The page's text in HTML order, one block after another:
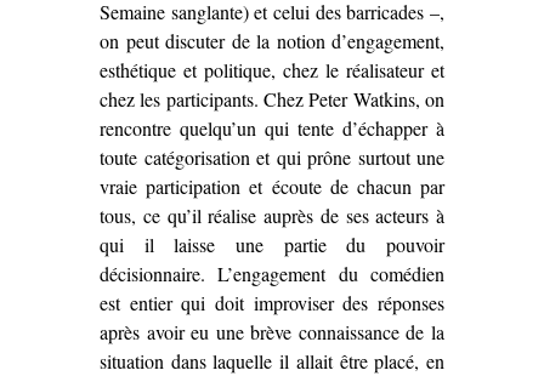
Semaine sanglante) et celui des barricades –,
on peut discuter de la notion d’engagement,
esthétique et politique, chez le réalisateur et
chez les participants. Chez Peter Watkins, on
rencontre quelqu’un qui tente d’échapper à
toute catégorisation et qui prône surtout une
vraie participation et écoute de chacun par
tous, ce qu’il réalise auprès de ses acteurs à
qui il laisse une partie du pouvoir
décisionnaire. L’engagement du comédien
est entier qui doit improviser des réponses
après avoir eu une brève connaissance de la
situation dans laquelle il allait être placé, en